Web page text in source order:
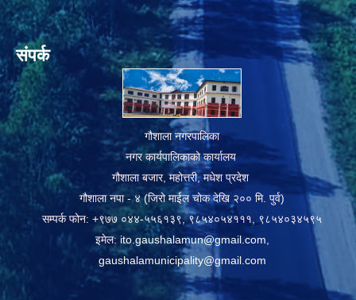
संपर्क
गौशाला नगरपालिका
नगर कार्यपालिकाको कार्यालय
गौशाला बजार, महोत्तरी, मधेश प्रदेश
गौशाला नपा - ४ (जिरो माईल चोक देखि २०० मि. पुर्व)
सम्पर्क फोन: +९७७ ०४४-५५६१३९, ९८५४०५४१११, ९८५४०३४५९५
इमेल: ito.gaushalamun@gmail.com,
gaushalamunicipality@gmail.com